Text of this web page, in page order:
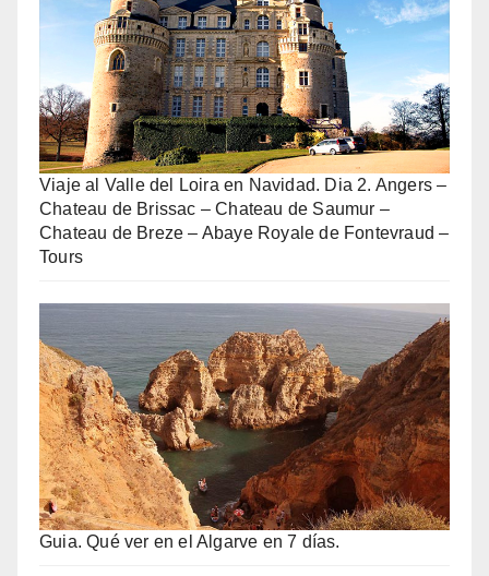
Viaje al Valle del Loira en Navidad. Dia 2. Angers –
Chateau de Brissac – Chateau de Saumur –
Chateau de Breze – Abaye Royale de Fontevraud –
Tours
Guia. Qué ver en el Algarve en 7 días.